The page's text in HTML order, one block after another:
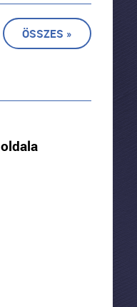
ÖSSZES »